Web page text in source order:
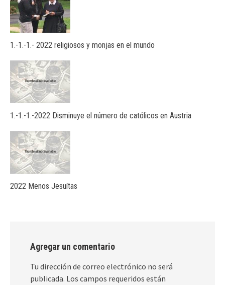
1.-1.-1.- 2022 religiosos y monjas en el mundo
1.-1.-1.-2022 Disminuye el número de católicos en Austria
2022 Menos Jesuítas
Agregar un comentario
Tu dirección de correo electrónico no será
publicada. Los campos requeridos están